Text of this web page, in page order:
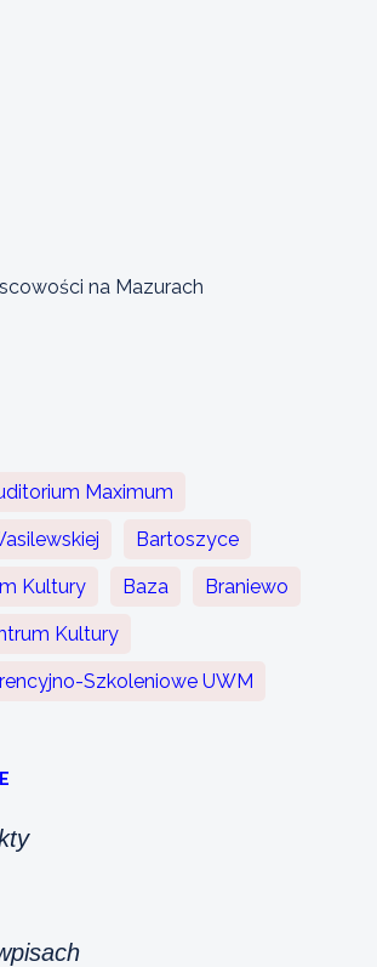
na Mazurach
Maximum
Bartoszyce
Kultury Baza Braniewo
Kultury
Szkoleniowe UWM